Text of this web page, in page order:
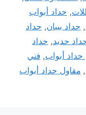
, حداد أبواب
, حداد بيبان, حداد
حديد, حداد
أبواب, فني
, مقاول حداد أبواب